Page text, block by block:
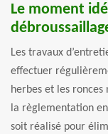
Le moment
Les travaux
effectuer
herbes et les ronces
la règlementation
soit réalisé pour